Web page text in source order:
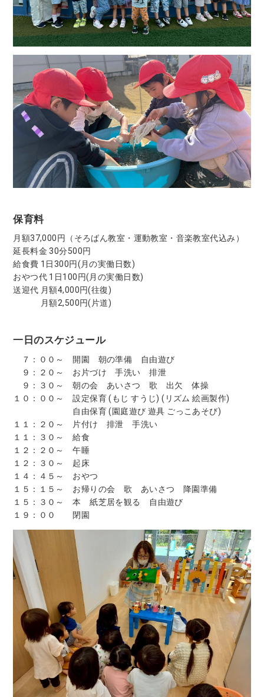
保育料
月額37,000円（そろばん教室・運動教室・音楽教室代込み）
延長料金 30分500円
給食費 1日300円(月の実働日数)
おやつ代 1日100円(月の実働日数)
送迎代 月額4,000円(往復)
月額2,500円(片道)
一日のスケジュール
７：００～ 開園 朝の準備 自由遊び
９：２０～ お片づけ 手洗い 排泄
９：３０～ 朝の会 あいさつ 歌 出欠 体操
１０：００～ 設定保育 (もじ すうじ) (リズム 絵画製作)
自由保育 (園庭遊び 遊具 ごっこあそび)
１１：２０～ 片付け 排泄 手洗い
１１：３０～ 給食
１２：２０～ 午睡
１２：３０～ 起床
１４：４５～ おやつ
１５：１５～ お帰りの会 歌 あいさつ 降園準備
１５：３０～ 本 紙芝居を観る 自由遊び
１９：００ 閉園